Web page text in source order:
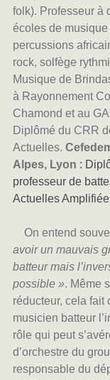
folk). Professeur à
écoles de
percussions
rock, solfège
Musique de
à Rayonnement
Chamond et au
Diplômé du CRR
Actuelles.
Alpes, Lyon :
professeur de
Actuelles
On entend
avoir un mauvais
batteur mais
possible ». Même
réducteur, cela fait
musicien batteur
rôle qui peut
d’orchestre du
responsable du